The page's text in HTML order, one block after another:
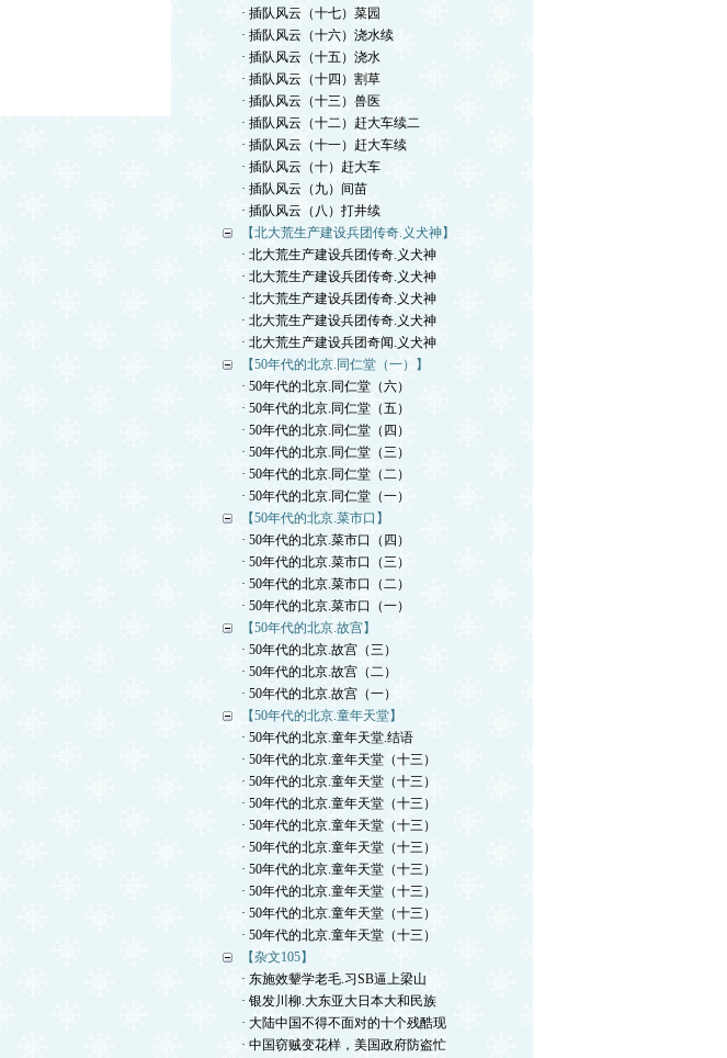
· 插队风云（十七）菜园
· 插队风云（十六）浇水续
· 插队风云（十五）浇水
· 插队风云（十四）割草
· 插队风云（十三）兽医
· 插队风云（十二）赶大车续二
· 插队风云（十一）赶大车续
· 插队风云（十）赶大车
· 插队风云（九）间苗
· 插队风云（八）打井续
【北大荒生产建设兵团传奇.义犬神】
· 北大荒生产建设兵团传奇.义犬神
· 北大荒生产建设兵团传奇.义犬神
· 北大荒生产建设兵团传奇.义犬神
· 北大荒生产建设兵团传奇.义犬神
· 北大荒生产建设兵团奇闻.义犬神
【50年代的北京.同仁堂（一）】
· 50年代的北京.同仁堂（六）
· 50年代的北京.同仁堂（五）
· 50年代的北京.同仁堂（四）
· 50年代的北京.同仁堂（三）
· 50年代的北京.同仁堂（二）
· 50年代的北京.同仁堂（一）
【50年代的北京.菜市口】
· 50年代的北京.菜市口（四）
· 50年代的北京.菜市口（三）
· 50年代的北京.菜市口（二）
· 50年代的北京.菜市口（一）
【50年代的北京.故宫】
· 50年代的北京.故宫（三）
· 50年代的北京.故宫（二）
· 50年代的北京.故宫（一）
【50年代的北京.童年天堂】
· 50年代的北京.童年天堂.结语
· 50年代的北京.童年天堂（十三）
· 50年代的北京.童年天堂（十三）
· 50年代的北京.童年天堂（十三）
· 50年代的北京.童年天堂（十三）
· 50年代的北京.童年天堂（十三）
· 50年代的北京.童年天堂（十三）
· 50年代的北京.童年天堂（十三）
· 50年代的北京.童年天堂（十三）
· 50年代的北京.童年天堂（十三）
【杂文105】
· 东施效颦学老毛.习SB逼上梁山
· 银发川柳.大东亚大日本大和民族
· 大陆中国不得不面对的十个残酷现
· 中国窃贼变花样，美国政府防盗忙